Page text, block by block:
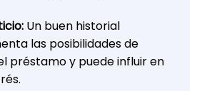
Un buen historial
las posibilidades de
préstamo y puede influir en